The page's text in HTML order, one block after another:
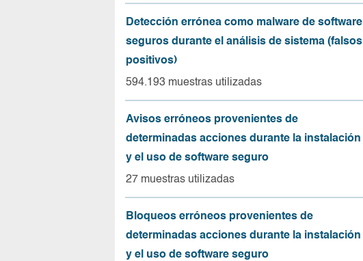
Detección errónea como malware de software
seguros durante el análisis de sistema (falsos
positivos)
594.193 muestras utilizadas
Avisos erróneos provenientes de
determinadas acciones durante la instalación
y el uso de software seguro
27 muestras utilizadas
Bloqueos erróneos provenientes de
determinadas acciones durante la instalación
y el uso de software seguro